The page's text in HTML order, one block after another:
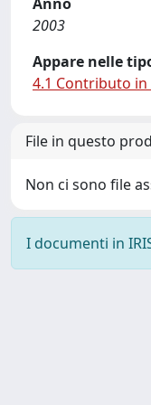
2003
Appare nelle
4.1 Contributo
File in questo
Non ci sono file
I documenti in